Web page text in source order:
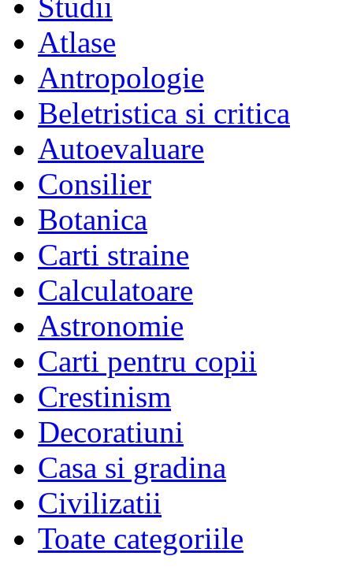
Atlase
Antropologie
Beletristica si critica
Autoevaluare
Consilier
Botanica
Carti straine
Calculatoare
Astronomie
Carti pentru copii
Crestinism
Decoratiuni
Casa si gradina
Civilizatii
Toate categoriile